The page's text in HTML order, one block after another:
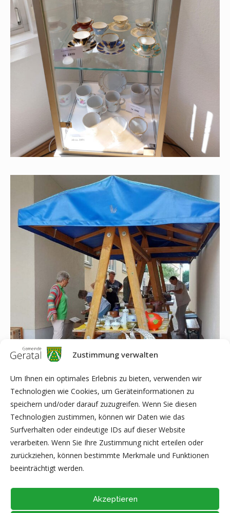
Zustimmung verwalten
Um Ihnen ein optimales Erlebnis zu bieten, verwenden wir
Technologien wie Cookies, um Geräteinformationen zu
speichern und/oder darauf zuzugreifen. Wenn Sie diesen
Technologien zustimmen, können wir Daten wie das
Surfverhalten oder eindeutige IDs auf dieser Website
verarbeiten. Wenn Sie Ihre Zustimmung nicht erteilen oder
zurückziehen, können bestimmte Merkmale und Funktionen
beeinträchtigt werden.
Akzeptieren